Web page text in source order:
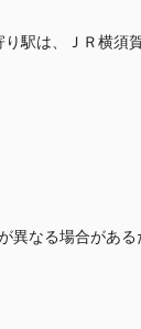
駅は、ＪＲ横
なる場合がある